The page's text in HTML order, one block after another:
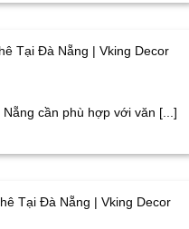
Tại Đà Nẵng | Vking Decor
cần phù hợp với văn [...]
Tại Đà Nẵng | Vking Decor